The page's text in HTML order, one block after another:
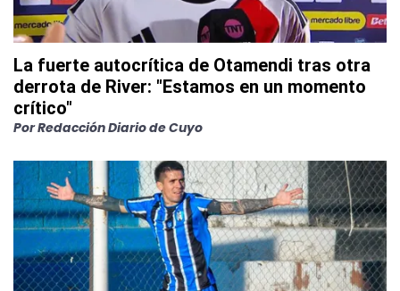
La fuerte autocrítica de Otamendi tras otra
derrota de River: "Estamos en un momento
crítico"
PorRedacción Diario de Cuyo